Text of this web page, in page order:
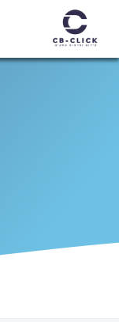
לתוכן